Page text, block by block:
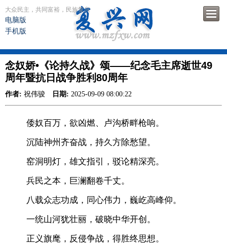
大众民主，共同富裕，民族复兴
电脑版
手机版
念奴娇•《论持久战》颂——纪念毛主席逝世49
周年暨抗日战争胜利80周年
作者: 祝伟骏 日期: 2025-09-09 08:00:22
倭奴百万，欲凶燃、卢沟桥畔枪响。
沉陆神州齐奋战，持久方除愁望。
窑洞明灯，雄文指引，驳论精深亮。
兵民之本，巨澜翻卷千丈。
八载众志功成，同心伟力，巍屹高峰仰。
一统山河犹壮丽，破晓中华开创。
正义旗麾，反侵争战，得胜终思想。